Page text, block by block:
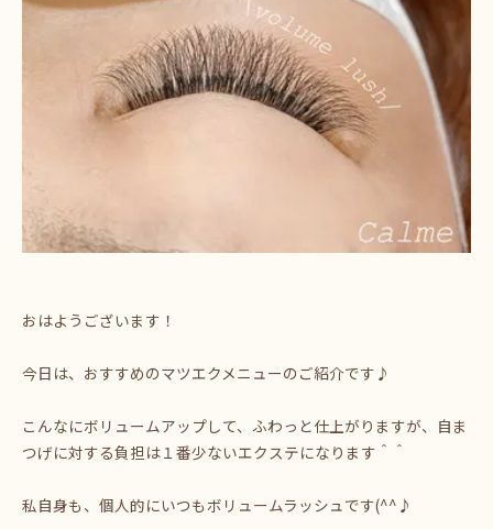
おはようございます！
今日は、おすすめのマツエクメニューのご紹介です♪
こんなにボリュームアップして、ふわっと仕上がりますが、自ま
つげに対する負担は１番少ないエクステになります＾＾
私自身も、個人的にいつもボリュームラッシュです(^^♪